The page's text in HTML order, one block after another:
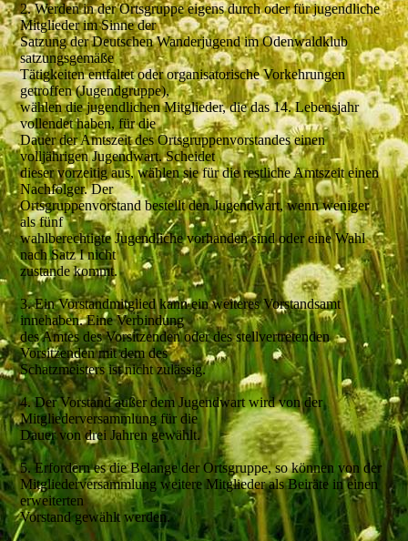
2. Werden in der Ortsgruppe eigens durch oder für jugendliche
Mitglieder im Sinne der
Satzung der Deutschen Wanderjugend im Odenwaldklub
satzungsgemäße
Tätigkeiten entfaltet oder organisatorische Vorkehrungen
getroffen (Jugendgruppe),
wählen die jugendlichen Mitglieder, die das 14. Lebensjahr
vollendet haben, für die
Dauer der Amtszeit des Ortsgruppenvorstandes einen
volljährigen Jugendwart. Scheidet
dieser vorzeitig aus, wählen sie für die restliche Amtszeit einen
Nachfolger. Der
Ortsgruppenvorstand bestellt den Jugendwart, wenn weniger
als fünf
wahlberechtigte Jugendliche vorhanden sind oder eine Wahl
nach Satz I nicht
zustande kommt.
3. Ein Vorstandmitglied kann ein weiteres Vorstandsamt
innehaben. Eine Verbindung
des Amtes des Vorsitzenden oder des stellvertretenden
Vorsitzenden mit dem des
Schatzmeisters ist nicht zulässig.
4. Der Vorstand außer dem Jugendwart wird von der
Mitgliederversammlung für die
Dauer von drei Jahren gewählt.
5. Erfordern es die Belange der Ortsgruppe, so können von der
Mitgliederversammlung weitere Mitglieder als Beiräte in einen
erweiterten
Vorstand gewählt werden.